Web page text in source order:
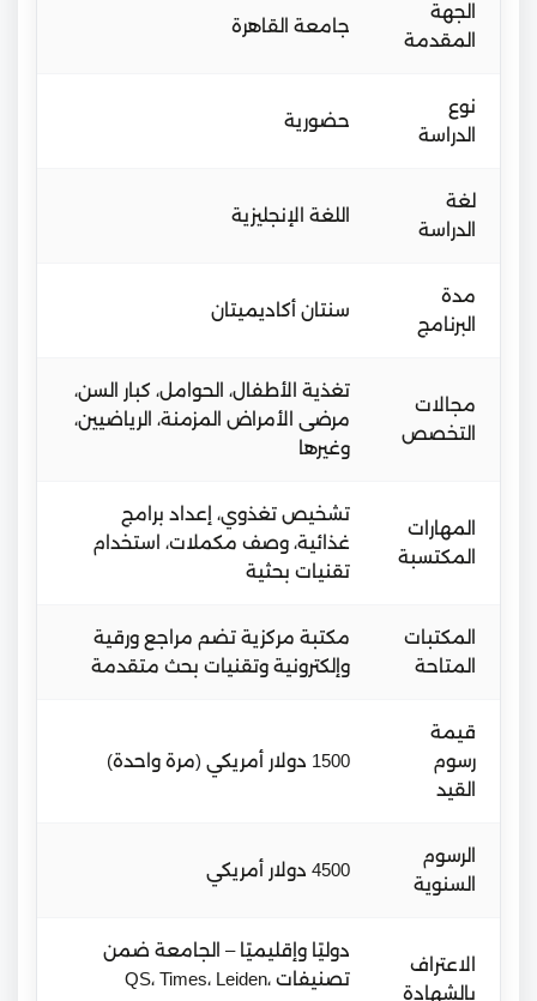
الجهة
المقدمة
جامعة القاهرة
نوع
الدراسة
حضورية
لغة
الدراسة
اللغة الإنجليزية
مدة
البرنامج
سنتان أكاديميتان
مجالات
التخصص
تغذية الأطفال، الحوامل، كبار السن،
مرضى الأمراض المزمنة، الرياضيين،
وغيرها
المهارات
المكتسبة
تشخيص تغذوي، إعداد برامج
غذائية، وصف مكملات، استخدام
تقنيات بحثية
المكتبات
المتاحة
مكتبة مركزية تضم مراجع ورقية
وإلكترونية وتقنيات بحث متقدمة
قيمة
رسوم
القيد
1500 دولار أمريكي (مرة واحدة)
الرسوم
السنوية
4500 دولار أمريكي
الاعتراف
بالشهادة
دوليًا وإقليميًا – الجامعة ضمن
تصنيفات QS، Times، Leiden،